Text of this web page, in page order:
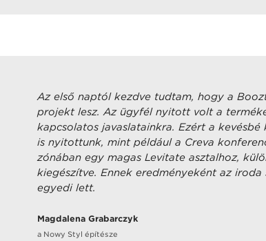
Az első naptól kezdve tudtam, hogy a
projekt lesz. Az ügyfél nyitott volt a
kapcsolatos javaslatainkra. Ezért a
is nyitottunk, mint például a Creva
zónában egy magas Levitate asztalhoz,
kiegészítve. Ennek eredményeként az
egyedi lett.
Magdalena Grabarczyk
a Nowy Styl építésze